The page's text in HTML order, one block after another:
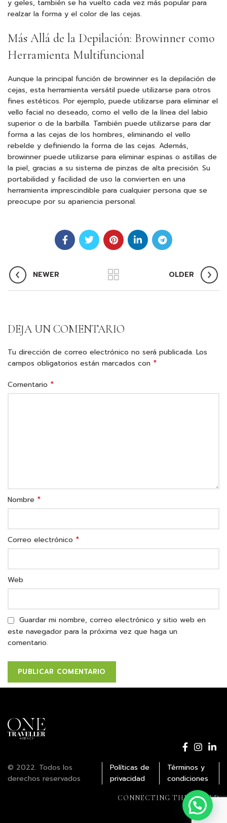
y geles, también se ha vuelto cada vez más popular para
realzar la forma y el color de las cejas.
Más Allá de la Depilación: Browinner como
Herramienta Multifuncional
Aunque la principal función de browinner es la depilación de
cejas, esta herramienta versátil puede utilizarse para otros
fines estéticos. Por ejemplo, puede utilizarse para eliminar el
vello facial no deseado, como el vello de la línea del labio
superior o de la barbilla. También puede utilizarse para dar
forma a las cejas de los hombres, eliminando el vello
rebelde y definiendo la forma de las cejas. Además,
browinner puede utilizarse para eliminar espinas o astillas de
la piel, gracias a su sistema de pinzas de alta precisión. Su
portabilidad y facilidad de uso la convierten en una
herramienta imprescindible para cualquier persona que se
preocupe por su apariencia personal.
NEWER OLDER
DEJA UN COMENTARIO
Tu dirección de correo electrónico no será publicada. Los
campos obligatorios están marcados con *
Comentario *
Nombre *
Correo electrónico *
Web
Guardar mi nombre, correo electrónico y sitio web en
este navegador para la próxima vez que haga un
comentario.
© 2022. Todos los
derechos reservados
Políticas de
privacidad
Términos y
condiciones
CONNECTING THE WORLD